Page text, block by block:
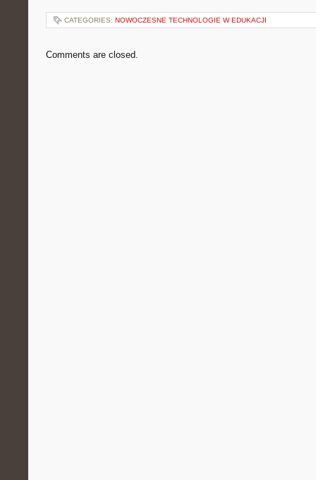
CATEGORIES: NOWOCZESNE TECHNOLOGIE W EDUKACJI
Comments are closed.